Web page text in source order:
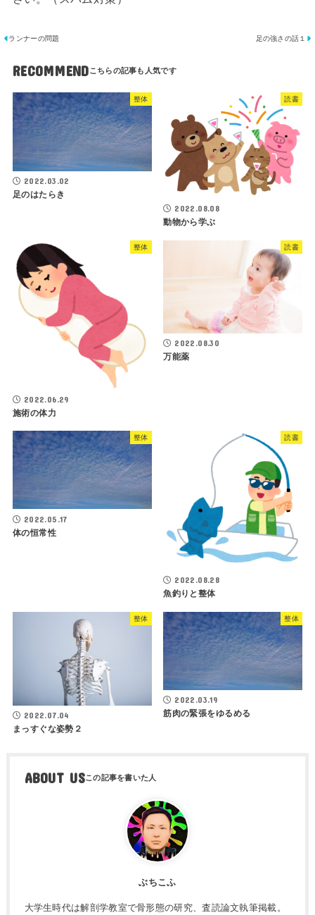
ランナーの問題 足の強さの話１
RECOMMEND
整体
2022.03.02
足のはたらき
読書
2022.08.08
動物から学ぶ
整体
2022.06.29
施術の体力
読書
2022.08.30
万能薬
整体
2022.05.17
体の恒常性
読書
2022.08.28
魚釣りと整体
整体
2022.07.04
まっすぐな姿勢２
整体
2022.03.19
筋肉の緊張をゆるめる
ABOUT US
ぶちこふ
大学生時代は解剖学教室で骨形態の研究、査読論文執筆掲載。